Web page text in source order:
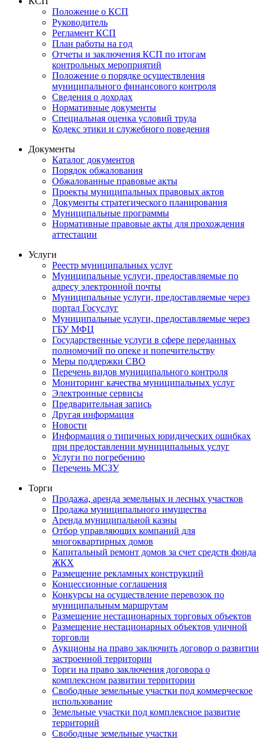
Положение о КСП
Руководитель
Регламент КСП
План работы на год
Отчеты и заключения КСП по итогам
контрольных мероприятий
Положение о порядке осуществления
муниципального финансового контроля
Сведения о доходах
Нормативные документы
Специальная оценка условий труда
Кодекс этики и служебного поведения
Документы
Каталог документов
Порядок обжалования
Обжалованные правовые акты
Проекты муниципальных правовых актов
Документы стратегического планирования
Муниципальные программы
Нормативные правовые акты для прохождения
аттестации
Услуги
Реестр муниципальных услуг
Муниципальные услуги, предоставляемые по
адресу электронной почты
Муниципальные услуги, предоставляемые через
портал Госуслуг
Муниципальные услуги, предоставляемые через
ГБУ МФЦ
Государственные услуги в сфере переданных
полномочий по опеке и попечительству
Меры поддержки СВО
Перечень видов муниципального контроля
Мониторинг качества муниципальных услуг
Электронные сервисы
Предварительная запись
Другая информация
Новости
Информация о типичных юридических ошибках
при предоставлении муниципальных услуг
Услуги по погребению
Перечень МСЗУ
Торги
Продажа, аренда земельных и лесных участков
Продажа муниципального имущества
Аренда муниципальной казны
Отбор управляющих компаний для
многоквартирных домов
Капитальный ремонт домов за счет средств фонда
ЖКХ
Размещение рекламных конструкций
Концессионные соглашения
Конкурсы на осуществление перевозок по
муниципальным маршрутам
Размещение нестационарных торговых объектов
Размещение нестационарных объектов уличной
торговли
Аукционы на право заключить договор о развитии
застроенной территории
Торги на право заключения договора о
комплексном развитии территории
Свободные земельные участки под коммерческое
использование
Земельные участки под комплексное развитие
территорий
Свободные земельные участки